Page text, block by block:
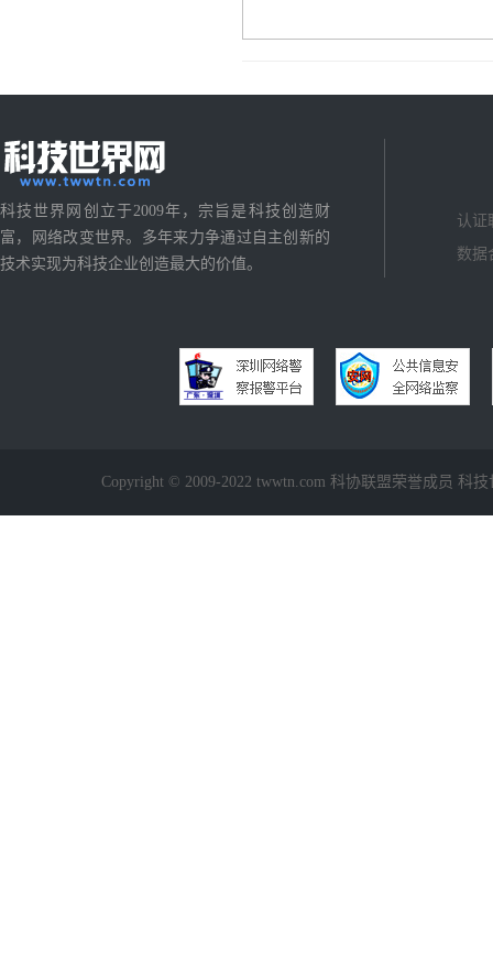
科技世界网创立于2009年，宗旨是科技创造财
富，网络改变世界。多年来力争通过自主创新的
技术实现为科技企业创造最大的价值。
认证
数据
Copyright © 2009-2022 twwtn.com 科协联盟荣誉成员 科